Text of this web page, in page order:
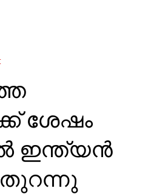
ശേഷം
ഇന്ത്യൻ